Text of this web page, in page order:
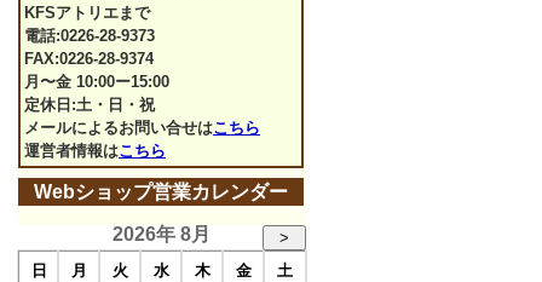
KFSアトリエまで
電話:0226-28-9373
FAX:0226-28-9374
月〜金 10:00ー15:00
定休日:土・日・祝
メールによるお問い合せはこちら
運営者情報はこちら
Webショップ営業カレンダー
2026年 8月
>
日
月 火 水 木 金 土